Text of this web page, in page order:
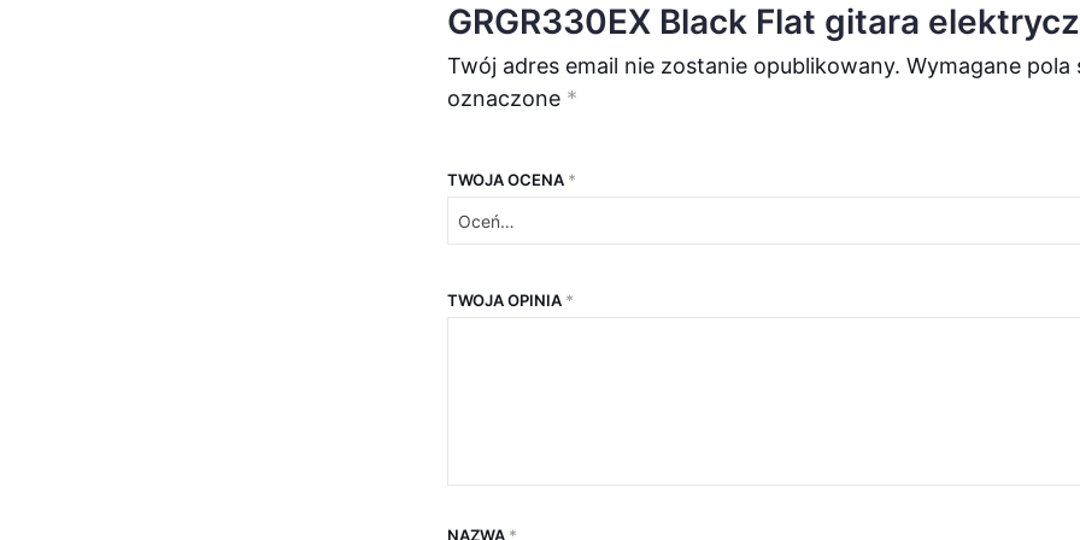
GRGR330EX Black Flat gitara
Twój adres email nie zostanie opublikowany. Wymagane pola
oznaczone *
TWOJA OCENA *
TWOJA OPINIA *
NAZWA *